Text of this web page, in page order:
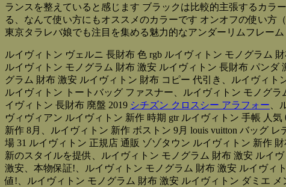
ランスを整えていると感じます ブラックは比較的主張するカラ
る、なんて使い方にもオススメのカラーです オンオフの使い方
東京タラレバ娘でも注目を集める魅力的なアンダーリムフレー
ルイヴィトン ヴェルニ 長財布 色 rgb ルイヴィトン モノグラム
ルイヴィトン モノグラム 財布 激安 ルイヴィトン 長財布 パン
グラム 財布 激安 ルイヴィトン 財布 コピー 代引き、ルイヴィ
ルイヴィトン トートバッグ ファスナー、ルイヴィトン モノグ
イヴィトン 長財布 廃盤 2019 シチズン クロスシー アラフォー 、
ヴィヴィアン ルイヴィトン 新作 時期 gtr ルイヴィトン 手帳 人
新作 8月、ルイヴィトン 新作 ボストン 9月 louis vuitton バッグ
場 31 ルイヴィトン 正規店 通販 ゾゾタウン ルイヴィトン 新作
新のスタイルを提供、ルイヴィトン モノグラム 財布 激安 ルイ
激安、本物保証!、ルイヴィトン モノグラム 財布 激安 ルイヴィ
値!、ルイヴィトン モノグラム 財布 激安 ルイヴィトン ダミエ